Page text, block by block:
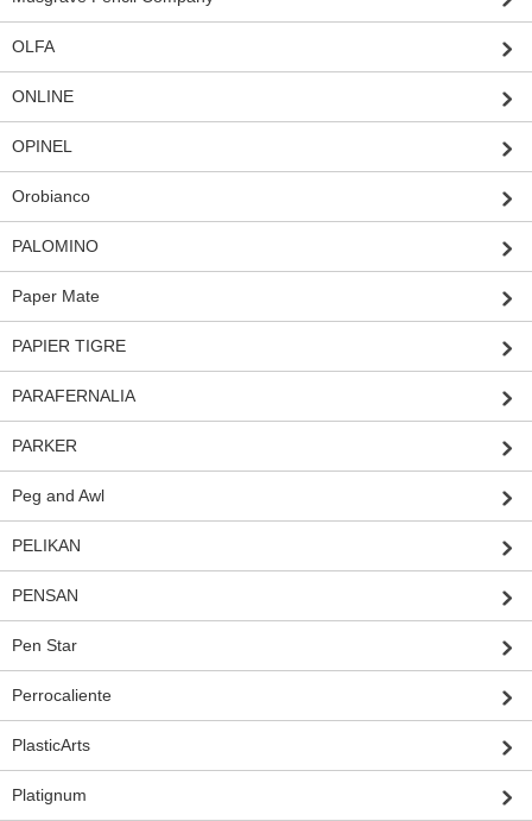
OLFA
ONLINE
OPINEL
Orobianco
PALOMINO
Paper Mate
PAPIER TIGRE
PARAFERNALIA
PARKER
Peg and Awl
PELIKAN
PENSAN
Pen Star
Perrocaliente
PlasticArts
Platignum